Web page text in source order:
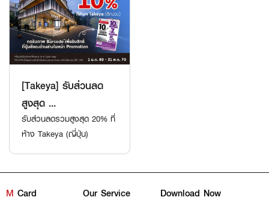
[Takeya] รับส่วนลด
สูงสุด ...
รับส่วนลดรวมสูงสุด 20% ที่
ห้าง Takeya (ญี่ปุ่น)
M Card
Our Service
Download Now